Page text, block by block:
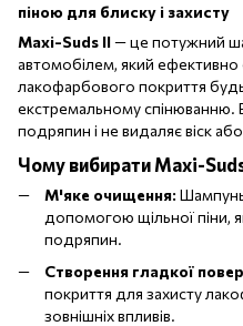
піною для блиску і захисту
Maxi-Suds II— це потужний
автомобілем, який
лакофарбового покриття
екстремальному спінюванню.
подряпин і не видаляє віск
Чому вибирати Maxi-
М'яке очищення:
допомогою щільної піни,
подряпин.
Створення гладкої
покриття для захисту
зовнішніх впливів.